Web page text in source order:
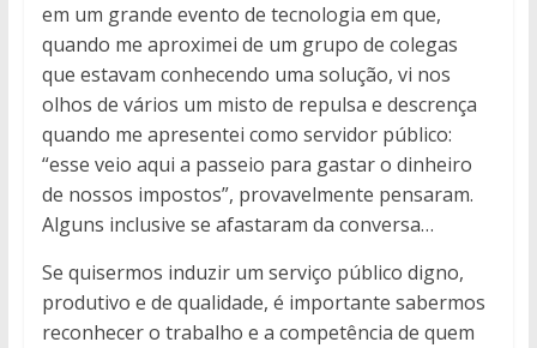
em um grande evento de tecnologia em que,
quando me aproximei de um grupo de colegas
que estavam conhecendo uma solução, vi nos
olhos de vários um misto de repulsa e descrença
quando me apresentei como servidor público:
“esse veio aqui a passeio para gastar o dinheiro
de nossos impostos”, provavelmente pensaram.
Alguns inclusive se afastaram da conversa…
Se quisermos induzir um serviço público digno,
produtivo e de qualidade, é importante sabermos
reconhecer o trabalho e a competência de quem